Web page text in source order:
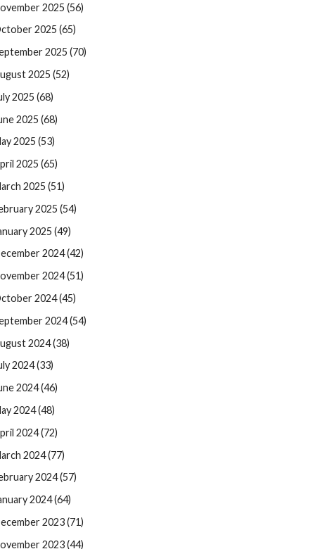
2025 (56)
2025 (65)
2025 (70)
2025 (52)
2025 (68)
2025 (68)
2025 (53)
2025 (65)
2025 (51)
2025 (54)
2025 (49)
2024 (42)
2024 (51)
2024 (45)
2024 (54)
2024 (38)
2024 (33)
2024 (46)
2024 (48)
2024 (72)
2024 (77)
2024 (57)
2024 (64)
2023 (71)
2023 (44)